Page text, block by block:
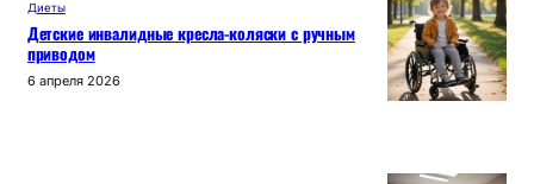
p
p
m
a в
Диеты
Детские инвалидные кресла-коляски с ручным
приводом
6 апреля 2026